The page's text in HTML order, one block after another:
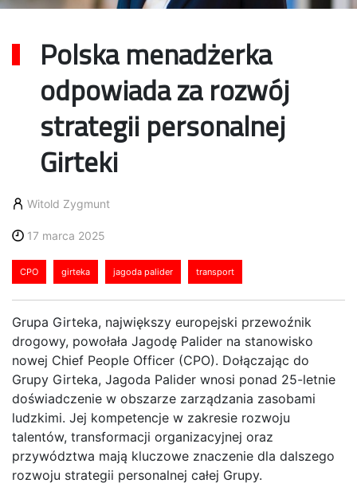
Polska menadżerka
odpowiada za rozwój
strategii personalnej
Girteki
Witold Zygmunt
17 marca 2025
CPO girteka jagoda palider transport
Grupa Girteka, największy europejski przewoźnik
drogowy, powołała Jagodę Palider na stanowisko
nowej Chief People Officer (CPO). Dołączając do
Grupy Girteka, Jagoda Palider wnosi ponad 25-letnie
doświadczenie w obszarze zarządzania zasobami
ludzkimi. Jej kompetencje w zakresie rozwoju
talentów, transformacji organizacyjnej oraz
przywództwa mają kluczowe znaczenie dla dalszego
rozwoju strategii personalnej całej Grupy.